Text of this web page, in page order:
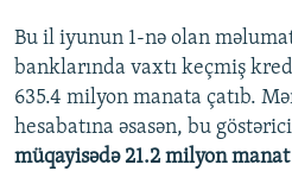
Bu il iyunun 1-nə olan
banklarında vaxtı keçmiş
635.4 milyon manata çatıb.
hesabatına əsasən, bu göstərici
müqayisədə 21.2 milyon manat